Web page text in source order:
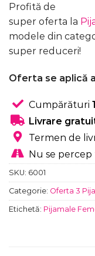
Profită de
super oferta la
modele din
super reduceri!
Oferta se aplică
Cumpărături
Livrare
Termen de
Nu se
SKU: 6001
Categorie: Oferta 3
Etichetă: Pijamale